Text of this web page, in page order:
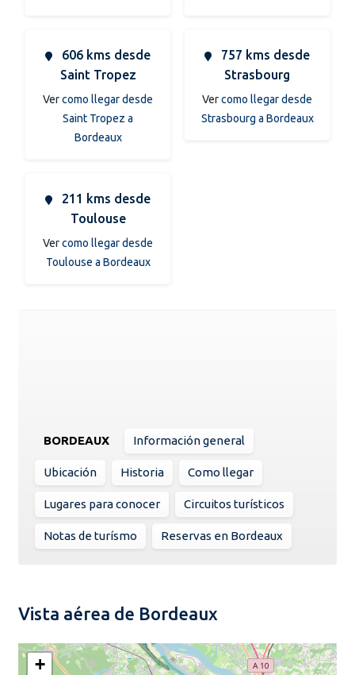
606 kms desde
Saint Tropez
Vercomo llegar desde
Saint Tropez a
Bordeaux
757 kms desde
Strasbourg
Vercomo llegar desde
Strasbourg a Bordeaux
211 kms desde
Toulouse
Vercomo llegar desde
Toulouse a Bordeaux
BORDEAUX Información general
Ubicación Historia Como llegar
Lugares para conocer Circuitos turísticos
Notas de turísmo Reservas en Bordeaux
Vista aérea de Bordeaux
+